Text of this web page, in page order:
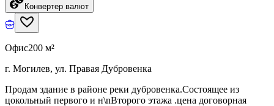
Конвертер валют
Офис200 м²
г. Могилев, ул. Правая Дубровенка
Продам здание в районе реки дубровенка.Состоящее из
цокольный первого и н\nВторого этажа .цена договорная